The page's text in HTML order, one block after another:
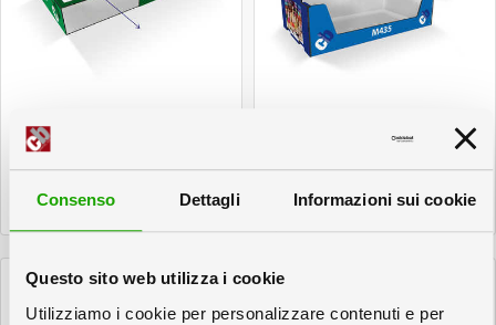
Consenso Dettagli Informazioni sui cookie
Questo sito web utilizza i cookie
Utilizziamo i cookie per personalizzare contenuti e per
a cassetta impilabile